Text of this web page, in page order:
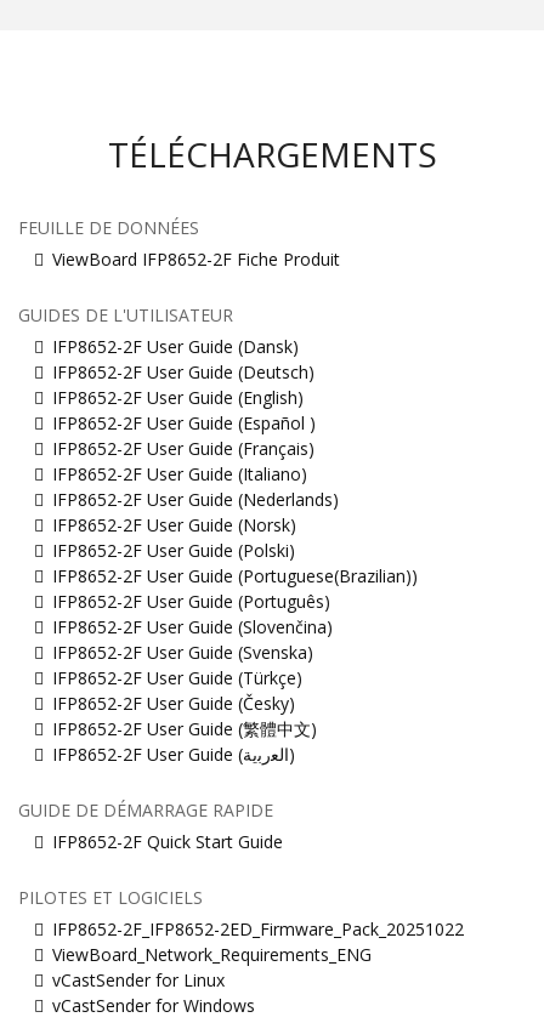
TÉLÉCHARGEMENTS
FEUILLE DE DONNÉES
ViewBoard IFP8652-2F Fiche Produit
GUIDES DE L'UTILISATEUR
IFP8652-2F User Guide (Dansk)
IFP8652-2F User Guide (Deutsch)
IFP8652-2F User Guide (English)
IFP8652-2F User Guide (Español )
IFP8652-2F User Guide (Français)
IFP8652-2F User Guide (Italiano)
IFP8652-2F User Guide (Nederlands)
IFP8652-2F User Guide (Norsk)
IFP8652-2F User Guide (Polski)
IFP8652-2F User Guide (Portuguese(Brazilian))
IFP8652-2F User Guide (Português)
IFP8652-2F User Guide (Slovenčina)
IFP8652-2F User Guide (Svenska)
IFP8652-2F User Guide (Türkçe)
IFP8652-2F User Guide (Česky)
IFP8652-2F User Guide (繁體中文)
IFP8652-2F User Guide (ﺍﻟﻌﺭﺑﻳﺔ)
GUIDE DE DÉMARRAGE RAPIDE
IFP8652-2F Quick Start Guide
PILOTES ET LOGICIELS
IFP8652-2F_IFP8652-2ED_Firmware_Pack_20251022
ViewBoard_Network_Requirements_ENG
vCastSender for Linux
vCastSender for Windows